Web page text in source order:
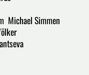
Michael Simmen